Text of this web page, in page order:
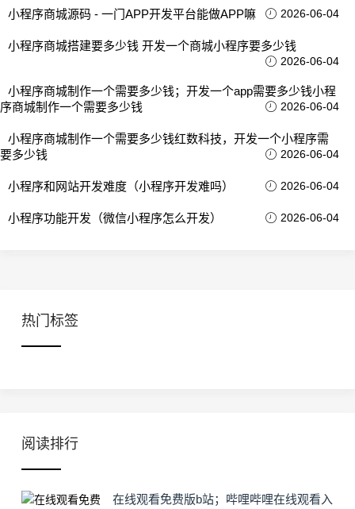
小程序商城源码 - 一门APP开发平台能做APP嘛 2026-06-04
小程序商城搭建要多少钱 开发一个商城小程序要多少钱
2026-06-04
小程序商城制作一个需要多少钱；开发一个app需要多少钱小程
序商城制作一个需要多少钱
2026-06-04
小程序商城制作一个需要多少钱红数科技，开发一个小程序需
要多少钱
2026-06-04
小程序和网站开发难度（小程序开发难吗） 2026-06-04
小程序功能开发（微信小程序怎么开发） 2026-06-04
热门标签
阅读排行
在线观看免费版b站；哔哩哔哩在线观看入